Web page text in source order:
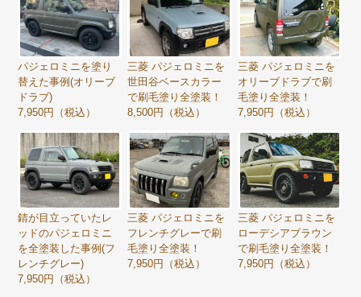
パジェロミニを塗り
替えた事例(オリーブ
ドラブ)
7,950円（税込）
三菱 パジェロミニを
世田谷ベースカラー
で刷毛塗り全塗装！
8,500円（税込）
三菱 パジェロミニを
オリーブドラブで刷
毛塗り全塗装！
7,950円（税込）
錆が目立っていたレ
ッドのパジェロミニ
を全塗装した事例(フ
レンチグレー)
7,950円（税込）
三菱 パジェロミニを
フレンチグレーで刷
毛塗り全塗装！
7,950円（税込）
三菱 パジェロミニを
ローデシアブラウン
で刷毛塗り全塗装！
7,950円（税込）